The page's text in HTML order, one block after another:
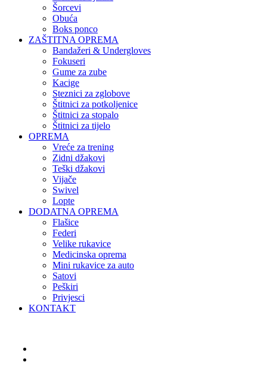
Šorcevi
Obuća
Boks ponco
ZAŠTITNA OPREMA
Bandažeri & Undergloves
Fokuseri
Gume za zube
Kacige
Steznici za zglobove
Štitnici za potkoljenice
Štitnici za stopalo
Štitnici za tijelo
OPREMA
Vreće za trening
Zidni džakovi
Teški džakovi
Vijače
Swivel
Lopte
DODATNA OPREMA
Flašice
Federi
Velike rukavice
Medicinska oprema
Mini rukavice za auto
Satovi
Peškiri
Privjesci
KONTAKT